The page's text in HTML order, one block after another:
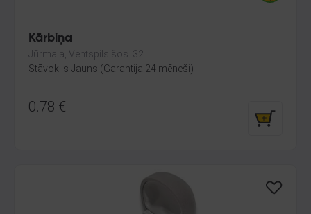
Kārbiņa
Jūrmala, Ventspils šos. 32
Stāvoklis Jauns (Garantija 24 mēneši)
0.78 €